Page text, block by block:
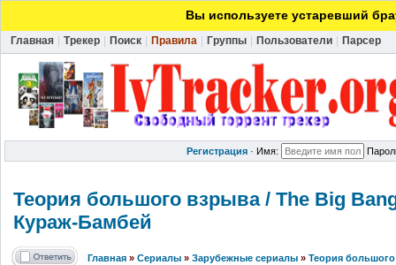
Вы используете устаревший
Главная Трекер Поиск Правила Группы Пользователи Парсер
Регистрация · Имя:
Теория большого взрыва / The Big
Кураж-Бамбей
Главная » Сериалы » Зарубежные сериалы » Теория